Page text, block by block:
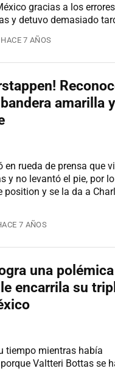
gracias a los
y detuvo demasiado
HACE 7 AÑOS
amarilla
rueda de prensa que
y no levantó el pie, por
position y se la da a
7 AÑOS
una polémica
encarrila su
tiempo mientras había
Valtteri Bottas se